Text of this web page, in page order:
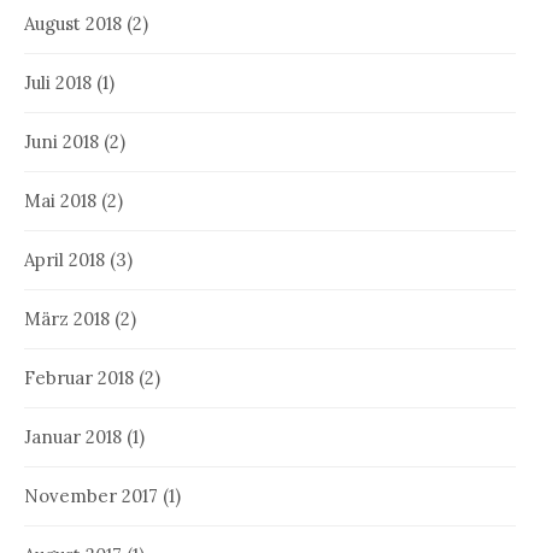
August 2018 (2)
Juli 2018 (1)
Juni 2018 (2)
Mai 2018 (2)
April 2018 (3)
März 2018 (2)
Februar 2018 (2)
Januar 2018 (1)
November 2017 (1)